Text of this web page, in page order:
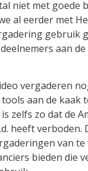
niet met goede
al eerder met
gebruik
aan de
vergaderen
aan de kaak
zelfs zo dat de
heeft verboden.
van
bieden die